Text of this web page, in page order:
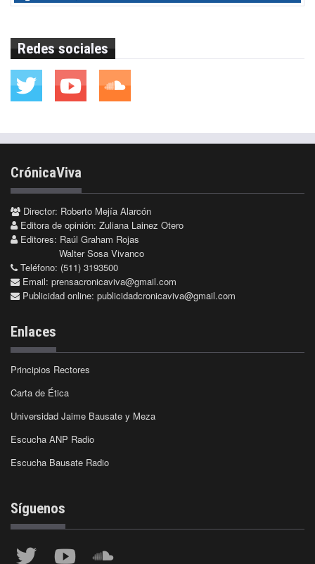
Redes sociales
CrónicaViva
Director: Roberto Mejía Alarcón
Editora de opinión: Zuliana Lainez Otero
Editores: Raúl Graham Rojas
Walter Sosa Vivanco
Teléfono: (511) 3193500
Email: prensacronicaviva@gmail.com
Publicidad online: publicidadcronicaviva@gmail.com
Enlaces
Principios Rectores
Carta de Ética
Universidad Jaime Bausate y Meza
Escucha ANP Radio
Escucha Bausate Radio
Síguenos